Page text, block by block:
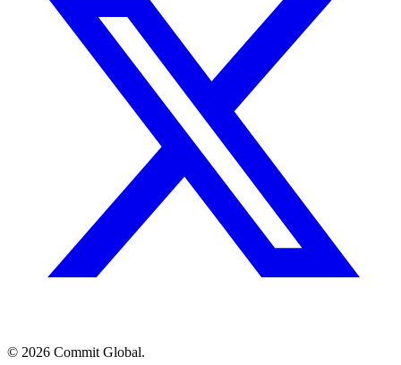
© 2026 Commit Global.